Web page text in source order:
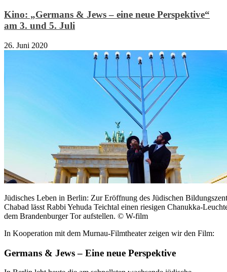
Kino: „Germans & Jews – eine neue Perspektive“
am 3. und 5. Juli
26. Juni 2020
Jüdisches Leben in Berlin: Zur Eröffnung des Jüdischen
Chabad lässt Rabbi Yehuda Teichtal einen riesigen Chanukka-
dem Brandenburger Tor aufstellen. © W-film
In Kooperation mit dem Murnau-Filmtheater zeigen wir den Film:
Germans & Jews ‒ Eine neue Perspektive